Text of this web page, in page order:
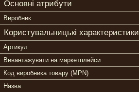
Основні атрибути
Виробник
Користувальницькі характеристики
Артикул
Вивантажувати на маркетплейси
Код виробника товару (MPN)
Назва